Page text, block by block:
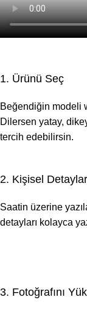
1. Ürünü Seç
Beğendiğin modeli
Dilersen yatay,
tercih edebilirsin.
2. Kişisel
Saatin üzerine
detayları kolayca
3. Fotoğrafını